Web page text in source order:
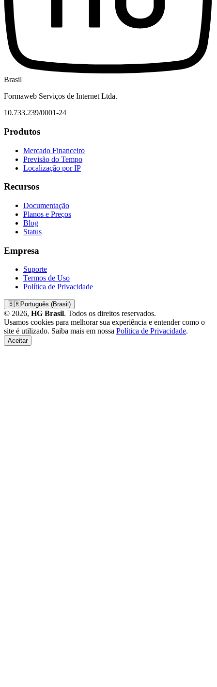
Brasil
Formaweb Serviços de Internet Ltda.
10.733.239/0001-24
Produtos
Mercado Financeiro
Previsão do Tempo
Localização por IP
Recursos
Documentação
Planos e Preços
Blog
Status
Empresa
Suporte
Termos de Uso
Política de Privacidade
🇧🇷Português (Brasil)
© 2026, HG Brasil. Todos os direitos reservados.
Usamos cookies para melhorar sua experiência e entender como o
site é utilizado. Saiba mais em nossa Política de Privacidade.
Aceitar